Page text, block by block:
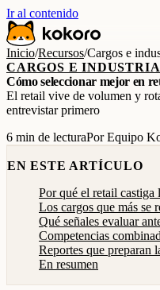
Ir al contenido
Inicio/Recursos/Cargos e
CARGOS E
Cómo seleccionar mejor en
El retail vive de volumen y
entrevistar primero
6 min de lecturaPor Equipo
EN ESTE ARTÍCULO
Por qué el retail castiga
Los cargos que más se
Qué señales evaluar
Competencias
Reportes que preparan
En resumen